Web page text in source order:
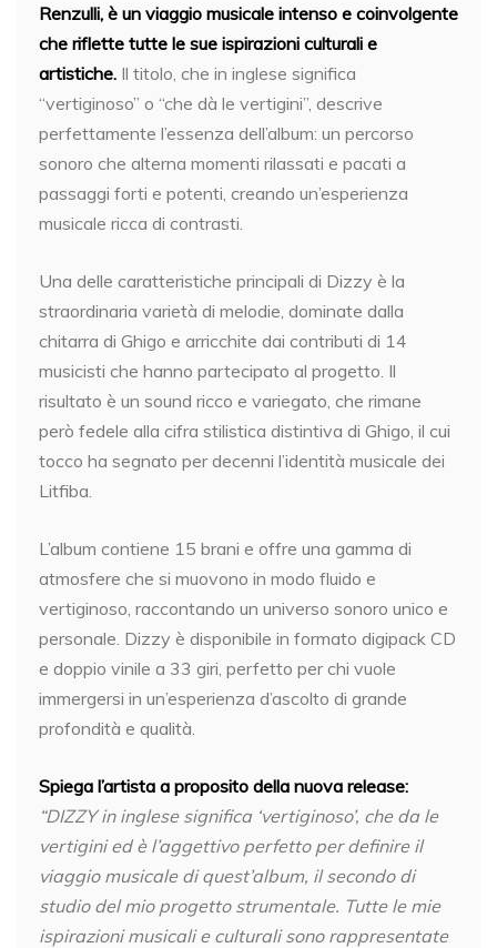
Renzulli, è un viaggio musicale intenso e coinvolgente
che riflette tutte le sue ispirazioni culturali e
artistiche. Il titolo, che in inglese significa
“vertiginoso” o “che dà le vertigini”, descrive
perfettamente l’essenza dell’album: un percorso
sonoro che alterna momenti rilassati e pacati a
passaggi forti e potenti, creando un’esperienza
musicale ricca di contrasti.
Una delle caratteristiche principali di Dizzy è la
straordinaria varietà di melodie, dominate dalla
chitarra di Ghigo e arricchite dai contributi di 14
musicisti che hanno partecipato al progetto. Il
risultato è un sound ricco e variegato, che rimane
però fedele alla cifra stilistica distintiva di Ghigo, il cui
tocco ha segnato per decenni l’identità musicale dei
Litfiba.
L’album contiene 15 brani e offre una gamma di
atmosfere che si muovono in modo fluido e
vertiginoso, raccontando un universo sonoro unico e
personale. Dizzy è disponibile in formato digipack CD
e doppio vinile a 33 giri, perfetto per chi vuole
immergersi in un’esperienza d’ascolto di grande
profondità e qualità.
Spiega l’artista a proposito della nuova release:
“DIZZY in inglese significa ‘vertiginoso’, che da le
vertigini ed è l’aggettivo perfetto per definire il
viaggio musicale di quest’album, il secondo di
studio del mio progetto strumentale. Tutte le mie
ispirazioni musicali e culturali sono rappresentate